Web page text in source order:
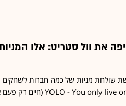
את וול סטריט: אלו
שולחת מניות של כמה חברות לשחקים •